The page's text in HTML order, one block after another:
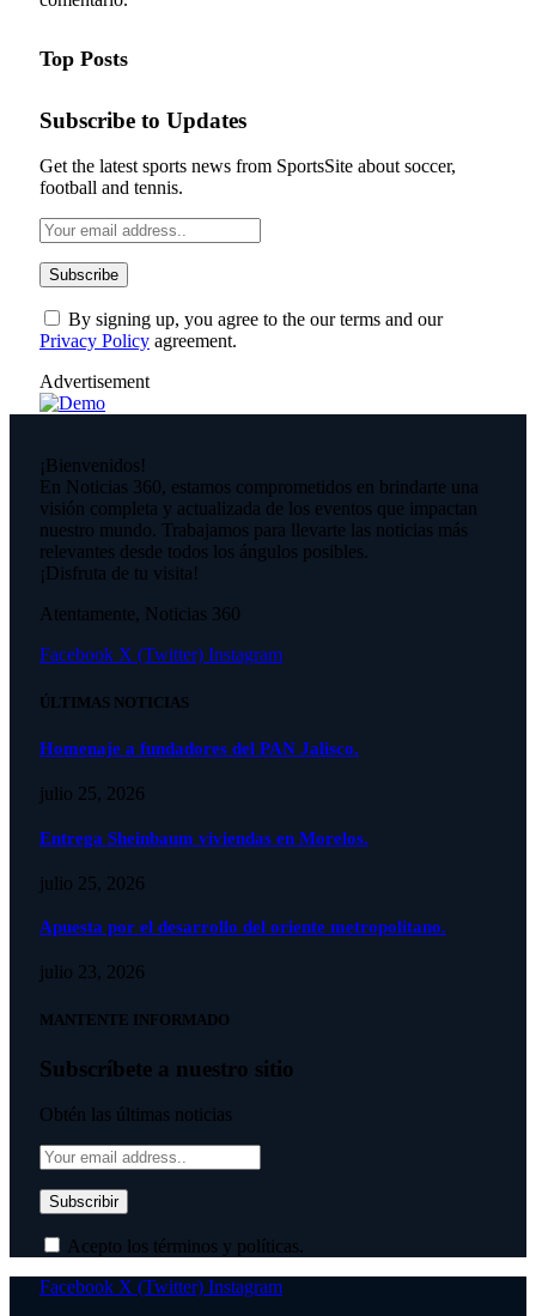
Top Posts
Subscribe to Updates
Get the latest sports news from SportsSite about soccer,
football and tennis.
By signing up, you agree to the our terms and our
Privacy Policy agreement.
Advertisement
¡Bienvenidos!
En Noticias 360, estamos comprometidos en brindarte una
visión completa y actualizada de los eventos que impactan
nuestro mundo. Trabajamos para llevarte las noticias más
relevantes desde todos los ángulos posibles.
¡Disfruta de tu visita!
Atentamente, Noticias 360
Facebook X (Twitter) Instagram
ÚLTIMAS NOTICIAS
Homenaje a fundadores del PAN Jalisco.
julio 25, 2026
Entrega Sheinbaum viviendas en Morelos.
julio 25, 2026
Apuesta por el desarrollo del oriente metropolitano.
julio 23, 2026
MANTENTE INFORMADO
Subscríbete a nuestro sitio
Obtén las últimas noticias
Acepto los términos y políticas.
Facebook X (Twitter) Instagram